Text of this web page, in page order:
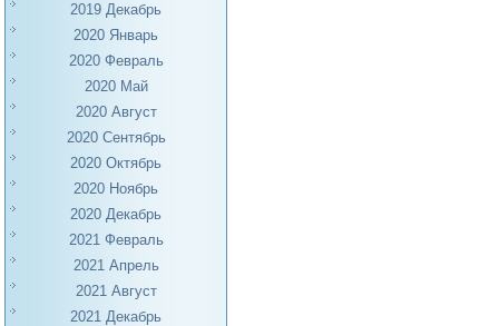
2019 Декабрь
2020 Январь
2020 Февраль
2020 Май
2020 Август
2020 Сентябрь
2020 Октябрь
2020 Ноябрь
2020 Декабрь
2021 Февраль
2021 Апрель
2021 Август
2021 Декабрь